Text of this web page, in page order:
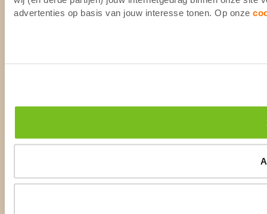
advertenties op basis van jouw interesse tonen. Op onze